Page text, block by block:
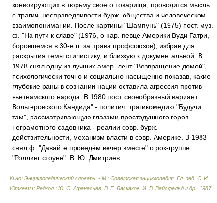
конвоирующих в тюрьму своего товарища, проводится мысль
о трагич. несправедливости бурж. общества и человеческом
взаимопонимании. После картины "Шампунь" (1975) пост. муз.
ф. "На пути к славе" (1976, о нар. певце Америки Вуди Гатри,
боровшемся в 30-е гг. за права профсоюзов), избрав для
раскрытия темы стилистику, и близкую к документальной. В
1978 снял одну из лучших амер. лент "Возвращение домой",
психологически точно и социально насыщенно показав, какие
глубокие раны в сознании нации оставила агрессия против
вьетнамского народа. В 1980 пост. своеобразный вариант
Вольтеровского Кандида" - политич. трагикомедию "Будучи
там", рассматривающую глазами простодушного героя -
неграмотного садовника - реалии совр. бурж.
действительности, механизм власти в совр. Америке. В 1983
снял ф. "Давайте проведём вечер вместе" о рок-группе
"Роллинг стоуне". В. Ю. Дмитриев.
Кино: Энциклопедический словарь. - М.: Советская энциклопедия Гл. ред. С. И.
Юткевич; Редкол.: Ю. С. Афанасьев, В. Е. Баскаков, И. В. Вайсфельд и др.
1987.